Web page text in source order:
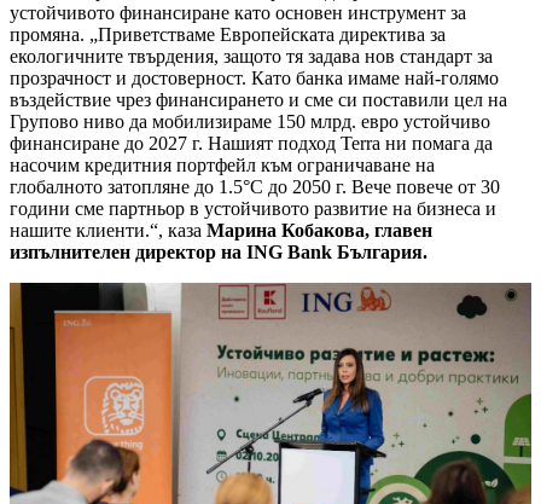
устойчивото финансиране като основен инструмент за
промяна. „Приветстваме Европейската директива за
екологичните твърдения, защото тя задава нов стандарт за
прозрачност и достоверност. Като банка имаме най-голямо
въздействие чрез финансирането и сме си поставили цел на
Групово ниво да мобилизираме 150 млрд. евро устойчиво
финансиране до 2027 г. Нашият подход Terra ни помага да
насочим кредитния портфейл към ограничаване на
глобалното затопляне до 1.5°C до 2050 г. Вече повече от 30
години сме партньор в устойчивото развитие на бизнеса и
нашите клиенти.“, каза Марина Кобакова, главен
изпълнителен директор на ING Bank България.